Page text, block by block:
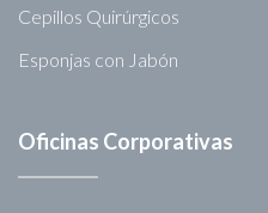
Cepillos Quirúrgicos
Esponjas con Jabón
Oficinas Corporativas